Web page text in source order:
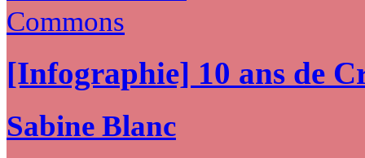
[Infographie] 10 ans de
Sabine Blanc